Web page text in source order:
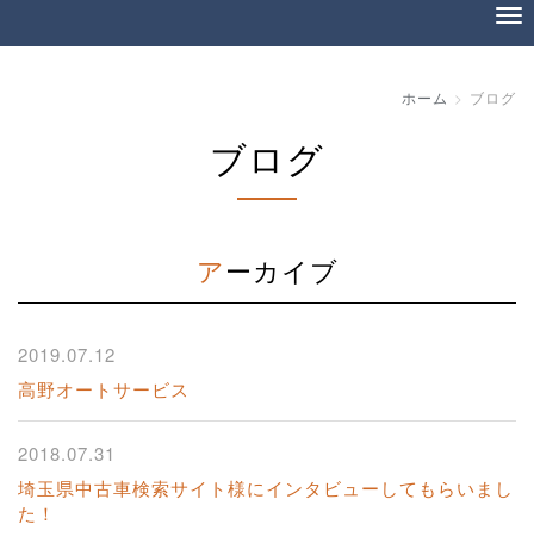
ホーム ブログ
ブログ
アーカイブ
2019.07.12
高野オートサービス
2018.07.31
埼玉県中古車検索サイト様にインタビューしてもらいまし
た！